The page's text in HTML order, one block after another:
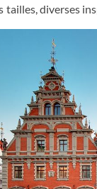
tailles, diverses
Installation